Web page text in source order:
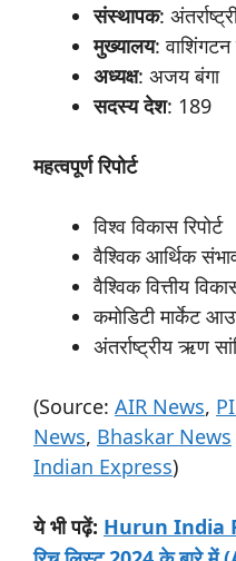
संस्थापक:
मुख्यालय:
अध्यक्ष: अजय बंगा
सदस्यदेश: 189
महत्वपूर्णरिपोर्ट
विश्व विकास रिपोर्ट
वैश्विक आर्थिक
वैश्विक वित्तीय
कमोडिटी मार्केट
अंतर्राष्ट्रीय ऋण
(Source: AIR News,
News, Bhaskar News
Indian Express)
ये भी पढ़ें: Hurun India